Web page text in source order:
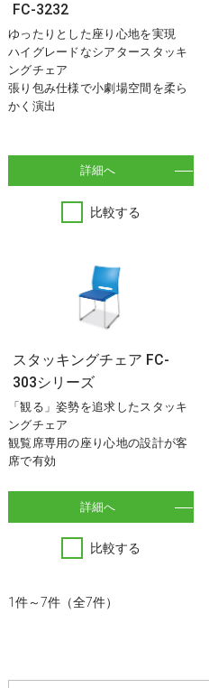
FC-3232
ゆったりとした座り心地を実現
ハイグレードなシアタースタッキ
ングチェア
張り包み仕様で小劇場空間を柔ら
かく演出
詳細へ
比較する
スタッキングチェア FC-
303シリーズ
「観る」姿勢を追求したスタッキ
ングチェア
観覧席専用の座り心地の設計が客
席で有効
詳細へ
比較する
1件～7件（全7件）